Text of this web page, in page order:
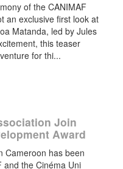
of the CANIMAF
an exclusive first look at
Matanda, led by Jules
this teaser
for thi...
Join
Award
Cameroon has been
and the Cinéma Uni